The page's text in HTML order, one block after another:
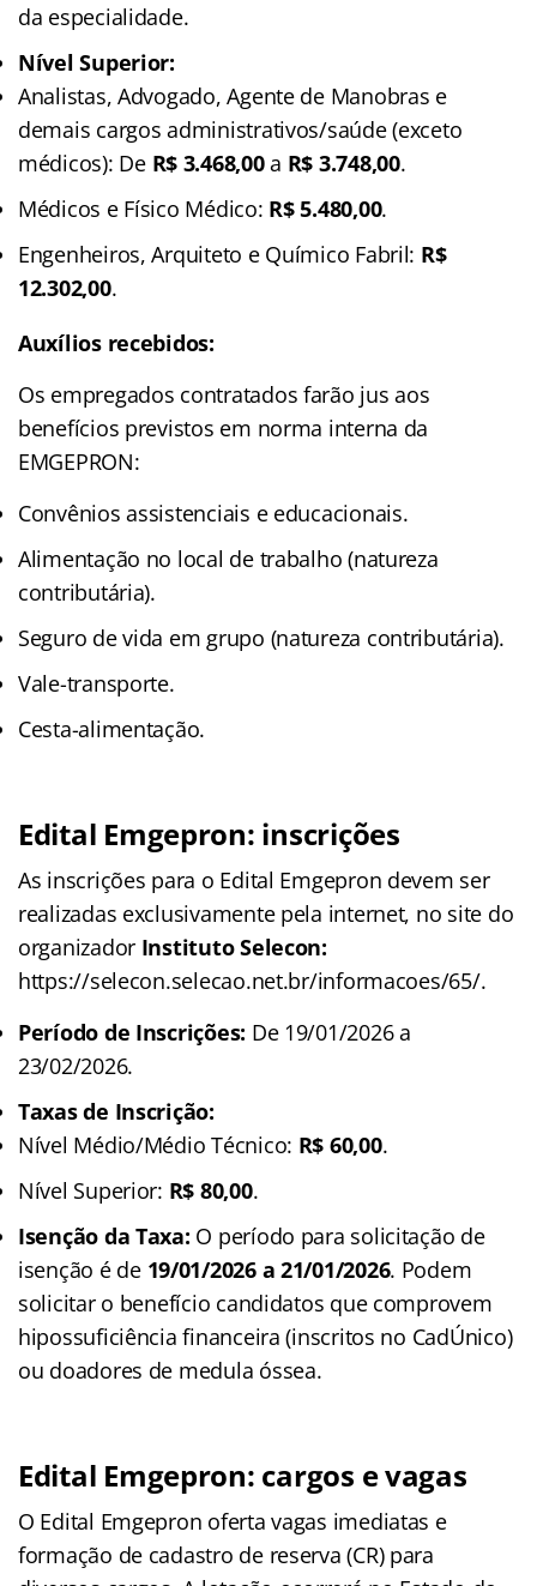
da especialidade.
Nível Superior:
Analistas, Advogado, Agente de Manobras e
demais cargos administrativos/saúde (exceto
médicos): De R$ 3.468,00a R$ 3.748,00.
Médicos e Físico Médico: R$ 5.480,00.
Engenheiros, Arquiteto e Químico Fabril: R$
12.302,00.
Auxílios recebidos:
Os empregados contratados farão jus aos
benefícios previstos em norma interna da
EMGEPRON:
Convênios assistenciais e educacionais.
Alimentação no local de trabalho (natureza
contributária).
Seguro de vida em grupo (natureza contributária).
Vale-transporte.
Cesta-alimentação.
Edital Emgepron: inscrições
As inscrições para o Edital Emgepron devem ser
realizadas exclusivamente pela internet, no site do
organizador Instituto Selecon:
https://selecon.selecao.net.br/informacoes/65/.
Período de Inscrições: De 19/01/2026 a
23/02/2026.
Taxas de Inscrição:
Nível Médio/Médio Técnico: R$ 60,00.
Nível Superior: R$ 80,00.
Isenção da Taxa: O período para solicitação de
isenção é de 19/01/2026 a 21/01/2026. Podem
solicitar o benefício candidatos que comprovem
hipossuficiência financeira (inscritos no CadÚnico)
ou doadores de medula óssea.
Edital Emgepron: cargos e vagas
O Edital Emgepron oferta vagas imediatas e
formação de cadastro de reserva (CR) para